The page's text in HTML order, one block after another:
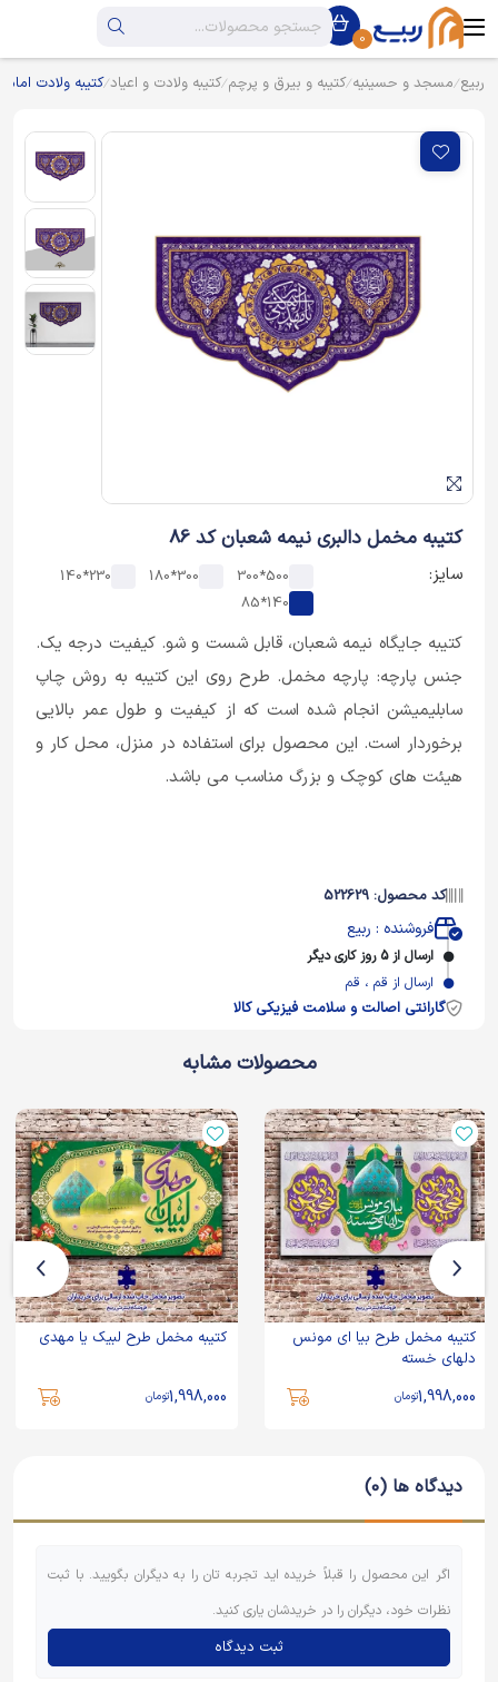
0
ربیع مسجد و حسینیه کتیبه و بیرق و پرچم کتیبه ولادت و اعیاد کتیبه ولادت
کتیبه مخمل دالبری نیمه شعبان کد 86
سایز: 500*300
300*180
230*140
140*85
کتیبه جایگاه نیمه شعبان،‌ قابل شست و شو. کیفیت درجه یک.
جنس پارچه: پارچه مخمل. طرح روی این کتیبه به روش چاپ
سابلیمیشن انجام شده است که از کیفیت و طول عمر بالایی
برخوردار است. این محصول برای استفاده در منزل، محل کار و
هیئت های کوچک و بزرگ مناسب می باشد.
کد محصول: 522629
فروشنده : ربیع
ارسال از 5 روز کاری دیگر
ارسال از قم ، قم
گارانتی اصالت و سلامت فیزیکی کالا
محصولات مشابه
کتیبه مخمل طرح بیا ای مونس
دلهای خسته
1,998,000تومان
کتیبه مخمل طرح لبیک یا مهدی
1,998,000تومان
دیدگاه ها (0)
اگر این محصول را قبلاً خریده اید تجربه تان را به دیگران بگویید. با ثبت
نظرات خود، دیگران را در خریدشان یاری کنید.
ثبت دیدگاه